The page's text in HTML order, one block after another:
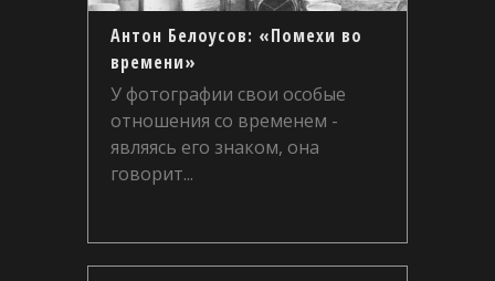
Антон Белоусов: «Помехи во
времени»
У фотографии свои особые
отношения со временем -
являясь его знаком, она
говорит...